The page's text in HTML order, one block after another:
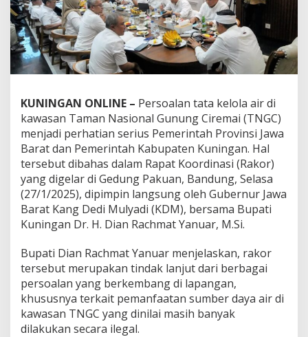
KUNINGAN ONLINE – Persoalan tata kelola air di
kawasan Taman Nasional Gunung Ciremai (TNGC)
menjadi perhatian serius Pemerintah Provinsi Jawa
Barat dan Pemerintah Kabupaten Kuningan. Hal
tersebut dibahas dalam Rapat Koordinasi (Rakor)
yang digelar di Gedung Pakuan, Bandung, Selasa
(27/1/2025), dipimpin langsung oleh Gubernur Jawa
Barat Kang Dedi Mulyadi (KDM), bersama Bupati
Kuningan Dr. H. Dian Rachmat Yanuar, M.Si.
Bupati Dian Rachmat Yanuar menjelaskan, rakor
tersebut merupakan tindak lanjut dari berbagai
persoalan yang berkembang di lapangan,
khususnya terkait pemanfaatan sumber daya air di
kawasan TNGC yang dinilai masih banyak
dilakukan secara ilegal.